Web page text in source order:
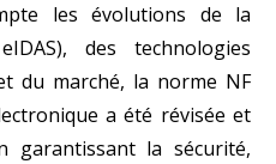
les évolutions de la
des technologies
du marché, la norme NF
a été révisée et
garantissant la sécurité,